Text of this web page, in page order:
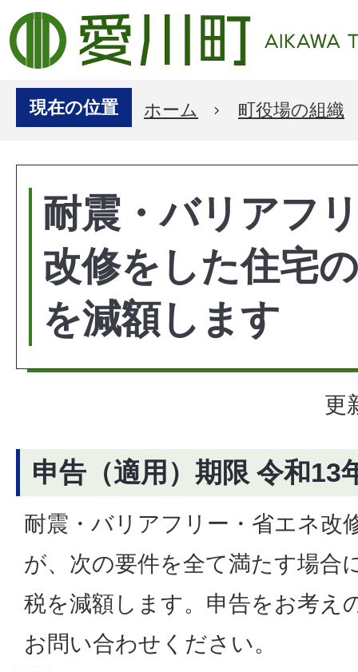
現在の位置 ホーム 町役場の組織
耐震・バリアフ
改修をした住宅
を減額します
更
申告（適用）期限 令和13
耐震・バリアフリー・省エネ改
が、次の要件を全て満たす場合
税を減額します。申告をお考え
お問い合わせください。